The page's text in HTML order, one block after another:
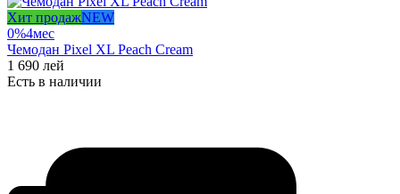
Хит продажNEW
0%4мес
Чемодан Pixel XL Peach Cream
1 690 лей
Есть в наличии